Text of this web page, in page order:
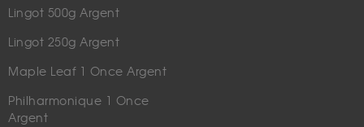
Lingot 500g Argent
Lingot 250g Argent
Maple Leaf 1 Once Argent
Philharmonique 1 Once
Argent